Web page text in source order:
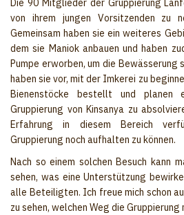
Die 90 Mitglieder der Gruppierung
von ihrem jungen Vorsitzenden zu
Gemeinsam haben sie ein weiteres
dem sie Maniok anbauen und haben
Pumpe erworben, um die Bewässerung
haben sie vor, mit der Imkerei zu
Bienenstöcke bestellt und planen
Gruppierung von Kinsanya zu
Erfahrung in diesem Bereich
Gruppierung noch aufhalten zu können.
Nach so einem solchen Besuch kann
sehen, was eine Unterstützung
alle Beteiligten. Ich freue mich schon
zu sehen, welchen Weg die